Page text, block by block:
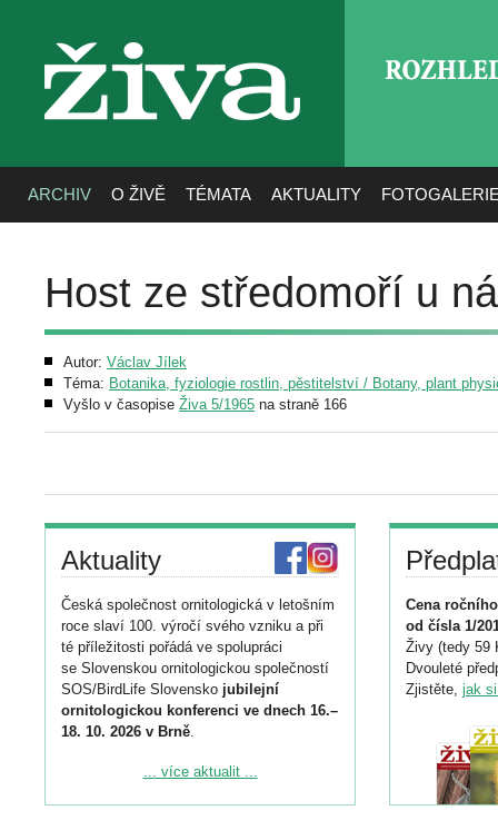
živa
ARCHIV O ŽIVĚ TÉMATA AKTUALITY
Host ze středomoří u
Autor: Václav Jílek
Téma: Botanika, fyziologie rostlin, pěstitelství / Botany, plant
Vyšlo v časopise Živa 5/1965 na straně 166
Aktuality
Česká společnost ornitologická v letošním
roce slaví 100. výročí svého vzniku a při
té příležitosti pořádá ve spolupráci
se Slovenskou ornitologickou společností
SOS/BirdLife Slovensko jubilejní
ornitologickou konferenci ve dnech 16.–
18. 10. 2026 v Brně.
Podrobnější informace ke konferenci
... více aktualit ...
Cena
od čísla 1/
Živy (tedy 59
Dvouleté
Zjistěte, jak